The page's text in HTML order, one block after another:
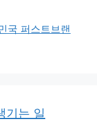
국 퍼스트브랜
기는 일